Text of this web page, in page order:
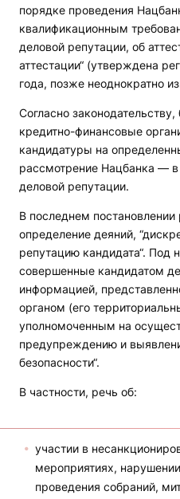
порядке проведения
квалификационным
деловой репутации, об
аттестации“ (утверждена
года, позже неоднократно
Согласно
кредитно-финансовые
кандидатуры на
рассмотрение Нацбанка —
деловой репутации.
В последнем постановлении
определение деяний,
репутацию кандидата“. Под
совершенные кандидатом
информацией,
органом (его
уполномоченным на
предупреждению и
безопасности“.
В частности, речь об:
участии в
мероприятиях,
проведения собраний,